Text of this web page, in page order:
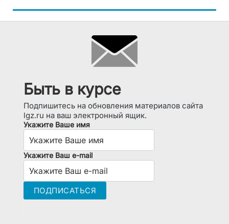
Быть в курсе
Подпишитесь на обновления материалов сайта
lgz.ru на ваш электронный ящик.
Укажите Ваше имя
Укажите Ваш e-mail